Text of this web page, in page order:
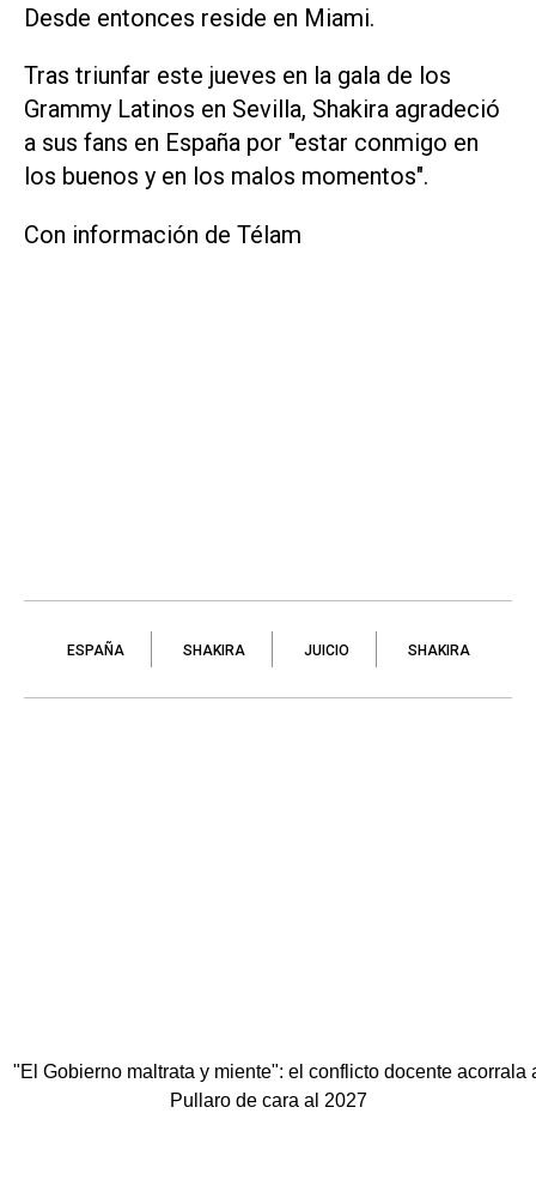
Desde entonces reside en Miami.
Tras triunfar este jueves en la gala de los
Grammy Latinos en Sevilla, Shakira agradeció
a sus fans en España por "estar conmigo en
los buenos y en los malos momentos".
Con información de Télam
ESPAÑA SHAKIRA JUICIO SHAKIRA